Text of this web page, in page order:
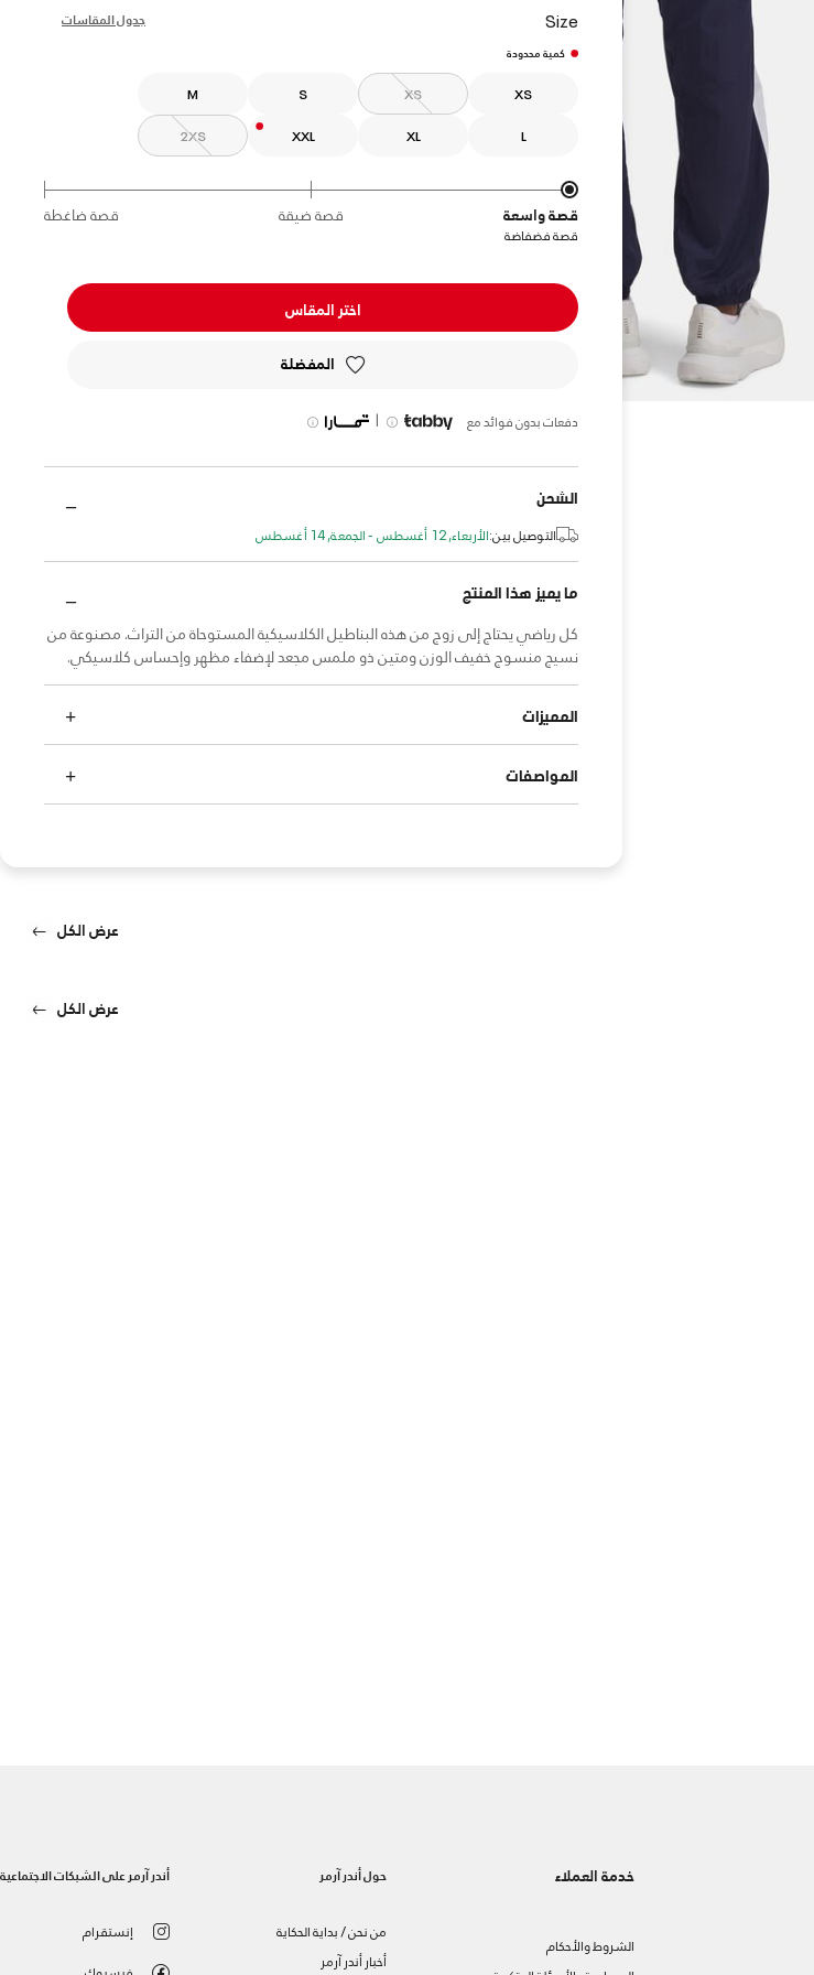
Size جدول المقاسات
كمية محدودة
XS
XS
S
M
L
XL
XXL
2XS
قصة واسعة قصة ضيقة قصة ضاغطة
قصة فضفاضة
اختر المقاس
المفضلة
دفعات بدون فوائد مع |
الشحن
التوصيل بين:الأربعاء, 12 أغسطس - الجمعة, 14 أغسطس
ما يميز هذا المنتج
كل رياضي يحتاج إلى زوج من هذه البناطيل الكلاسيكية المستوحاة من التراث. مصنوعة من
نسيج منسوج خفيف الوزن ومتين ذو ملمس مجعد لإضفاء مظهر وإحساس كلاسيكي.
المميزات
المواصفات
عرض الكل
عرض الكل
خدمة العملاء
الشروط والأحكام
حول أندر آرمر
من نحن / بداية الحكاية
أخبار أندر آرمر
أندر آرمر على الشبكات الاجتماعية
إنستقرام
فيسبوك